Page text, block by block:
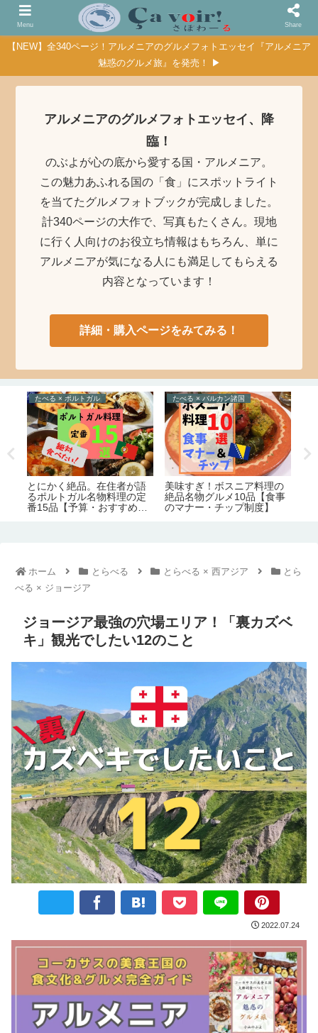
【NEW】全340ページ！アルメニアのグルメフォトエッセイ『アルメニア
魅惑のグルメ旅』を発売！ ▶
アルメニアのグルメフォトエッセイ、降
臨！
のぶよが心の底から愛する国・アルメニア。
この魅力あふれる国の「食」にスポットライト
を当てたグルメフォトブックが完成しました。
計340ページの大作で、写真もたくさん。現地
に行く人向けのお役立ち情報はもちろん、単に
アルメニアが気になる人にも満足してもらえる
内容となっています！
詳細・購入ページをみてみる！
とらべる × ポルトガル
リスボン観光＆宿泊はホテ
ル選びが命！在住者が語る
市内10エリアの特徴【治
えでぃとりある
絶望の海(または、膿)
ホーム とらべる とらべる × 西アジア
とら
べる × ジョージア
ジョージア最強の穴場エリア！「裏カズベ
キ」観光でしたい12のこと
2022.07.24
Menu Share